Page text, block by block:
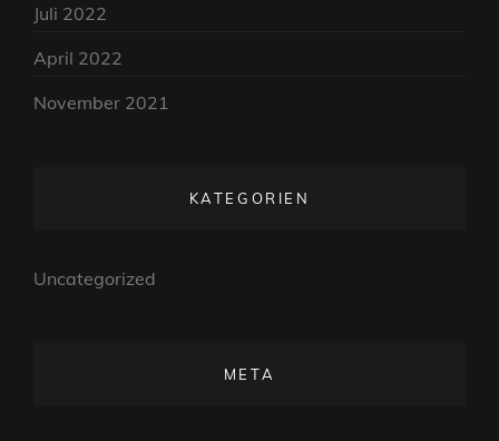
Juli 2022
April 2022
November 2021
KATEGORIEN
Uncategorized
META